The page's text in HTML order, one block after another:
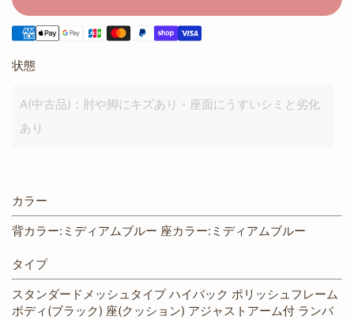
状態
A(中古品)：肘や脚にキズあり・座面にうすいシミと劣化
あり
カラー
背カラー:ミディアムブルー 座カラー:ミディアムブルー
タイプ
スタンダードメッシュタイプ ハイバック ポリッシュフレーム
ボディ(ブラック) 座(クッション) アジャストアーム付 ランバ